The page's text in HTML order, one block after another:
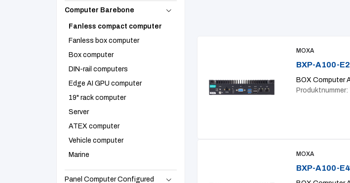
MOXA
BXP-A100-
BOX Computer
MOXA
BXP-A100-
Computer Barebone
Fanless compact computer
Fanless box computer
Box computer
DIN-rail computers
Edge AI GPU computer
19" rack computer
Server
ATEX computer
Vehicle computer
Marine
Panel Computer Configured